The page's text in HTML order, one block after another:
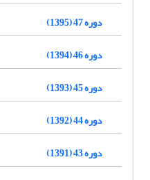
دوره 47 (1395)
دوره 46 (1394)
دوره 45 (1393)
دوره 44 (1392)
دوره 43 (1391)